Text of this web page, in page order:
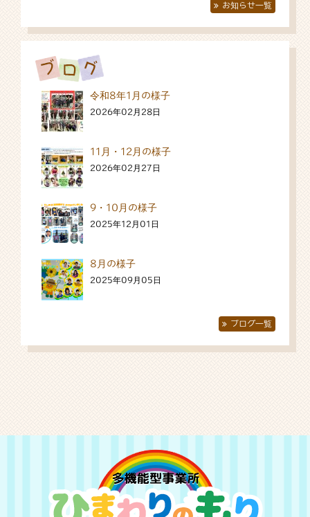
お知らせ一覧
令和8年1月の様子
2026年02月28日
11月・12月の様子
2026年02月27日
9・10月の様子
2025年12月01日
8月の様子
2025年09月05日
ブログ一覧